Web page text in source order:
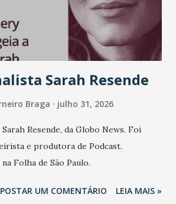
edição isso fica ainda mais claro.
ser genuíno sustenta a confiança entre
afirma Tamires So...
Sarah Resende
Braga julho 31, 2026
Resende, da Globo News. Foi
e produtora de Podcast.
Folha de São Paulo.
POSTAR UM COMENTÁRIO LEIA MAIS »